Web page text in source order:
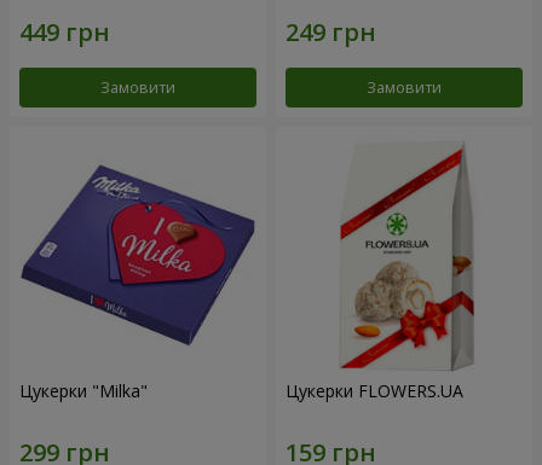
Замовити Замовити
Цукерки "Milka" Цукерки FLOWERS.UA